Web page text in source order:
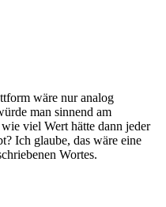
wäre nur analog
man sinnend am
viel Wert hätte dann jeder
Ich glaube, das wäre eine
Wortes.